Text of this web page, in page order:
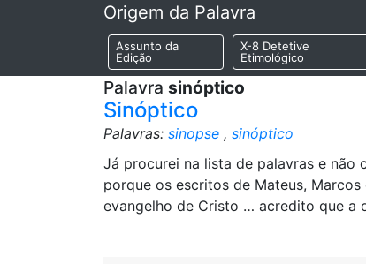
Origem da Palavra
Assunto da
Edição
X-8 Detetive
Etimológico
Palavra sinóptico
Sinóptico
Palavras: sinopse , sinóptico
Já procurei na lista de palavras e não
porque os escritos de Mateus,
evangelho de Cristo … acredito que a